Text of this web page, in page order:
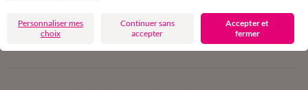
Personnaliser mes
choix
Continuer sans
accepter
Accepter et
fermer